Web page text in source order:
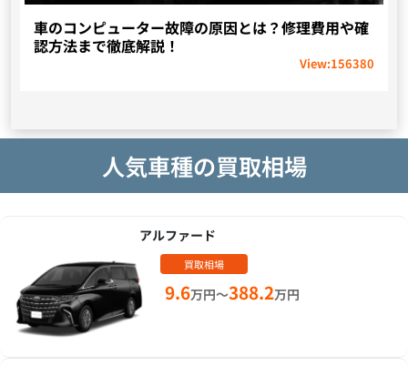
車のコンピューター故障の原因とは？修理費用や確
認方法まで徹底解説！
View:156380
人気車種の買取相場
アルファード
買取相場
9.6万円～388.2万円